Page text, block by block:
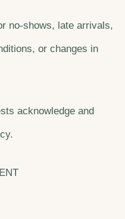
no-shows, late arrivals,
or changes in
acknowledge and